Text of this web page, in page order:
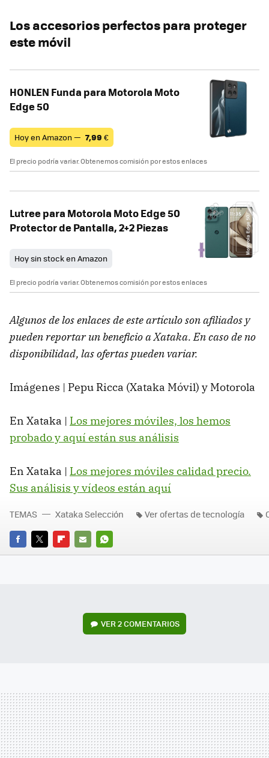
Los accesorios perfectos para proteger
este móvil
HONLEN Funda para Motorola Moto
Edge 50
Hoy en Amazon — 7,99 €
El precio podría variar. Obtenemos comisión por estos enlaces
Lutree para Motorola Moto Edge 50
Protector de Pantalla, 2+2 Piezas
Hoy sin stock en Amazon
El precio podría variar. Obtenemos comisión por estos enlaces
Algunos de los enlaces de este artículo son afiliados y
pueden reportar un beneficio a Xataka. En caso de no
disponibilidad, las ofertas pueden variar.
Imágenes | Pepu Ricca (Xataka Móvil) y Motorola
En Xataka | Los mejores móviles, los hemos
probado y aquí están sus análisis
En Xataka | Los mejores móviles calidad precio.
Sus análisis y vídeos están aquí
FACEBOOK
TWITTERFLIPBOARD
E-
WHATSAPP
TEMAS Xataka Selección Ver ofertas de tecnología
VER2 COMENTARIOS